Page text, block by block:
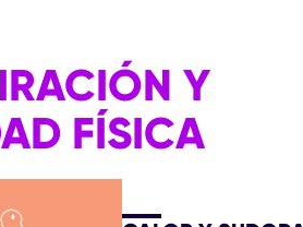
Y
FÍSICA